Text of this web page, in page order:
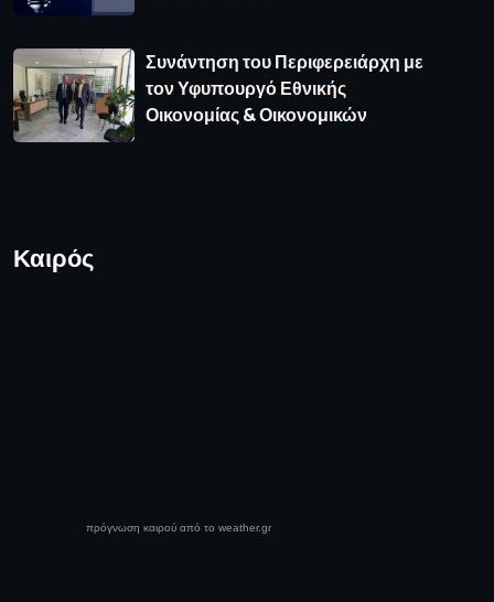
Συνάντηση του Περιφερειάρχη με
τον Υφυπουργό Εθνικής
Οικονομίας & Οικονομικών
Καιρός
πρόγνωση καιρού από το weather.gr